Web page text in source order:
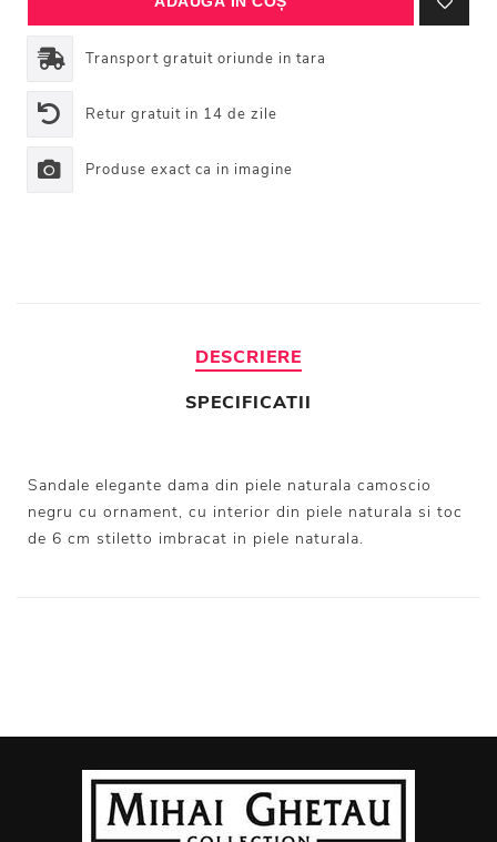
Transport gratuit oriunde in tara
Retur gratuit in 14 de zile
Produse exact ca in imagine
DESCRIERE
SPECIFICATII
Sandale elegante dama din piele naturala camoscio
negru cu ornament, cu interior din piele naturala si toc
de 6 cm stiletto imbracat in piele naturala.